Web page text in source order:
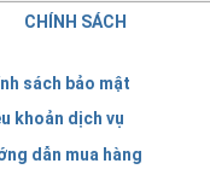
CHÍNH SÁCH
sách bảo mật
khoản dịch vụ
dẫn mua hàng